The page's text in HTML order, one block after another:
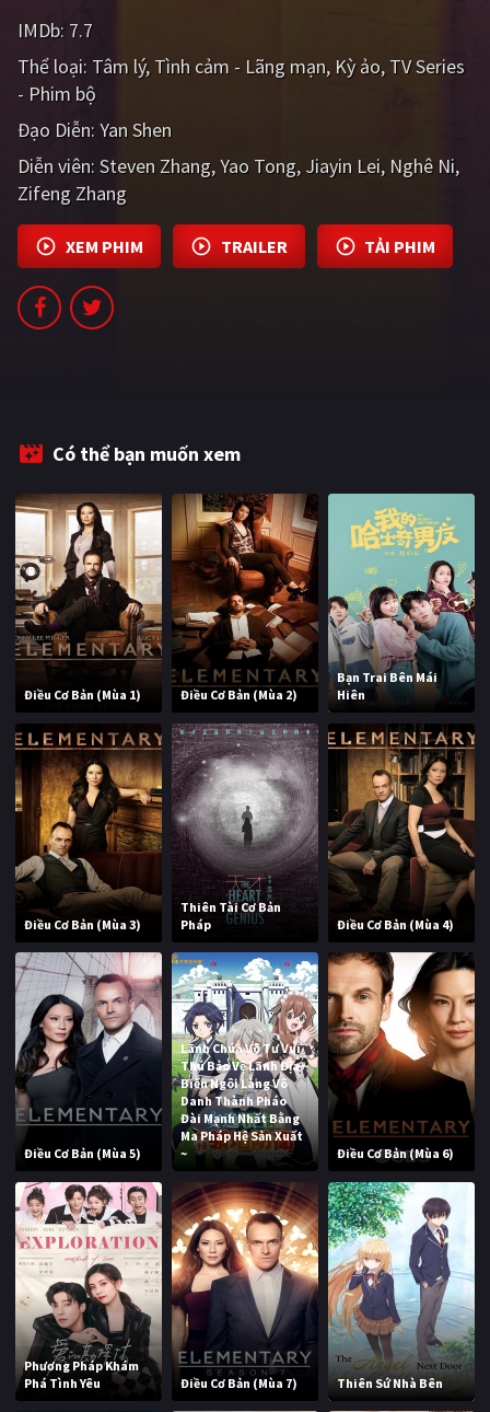
BLOG
IMDb: 7.7
Thể loại: Tâm lý Tình cảm - Lãng mạn Kỳ ảo TV Series
- Phim bộ
Đạo Diễn: Yan Shen
Diễn viên: Steven Zhang Yao Tong Jiayin Lei Nghê Ni
Zifeng Zhang
XEM PHIM TRAILER TẢI PHIM
Có thể bạn muốn xem
Điều Cơ Bản (Mùa 1) Điều Cơ Bản (Mùa 2)
Bạn Trai Bên Mái
Hiên
Điều Cơ Bản (Mùa 3)
Thiên Tài Cơ Bản
Pháp
Điều Cơ Bản (Mùa 4)
Điều Cơ Bản (Mùa 5)
Lãnh Chúa Vô Tư Vui
Thú Bảo Vệ Lãnh Địa ~
Biến Ngôi Làng Vô
Danh Thành Pháo
Đài Mạnh Nhất Bằng
Ma Pháp Hệ Sản Xuất
~
Điều Cơ Bản (Mùa 6)
Phương Pháp Khám
Phá Tình Yêu
Điều Cơ Bản (Mùa 7) Thiên Sứ Nhà Bên